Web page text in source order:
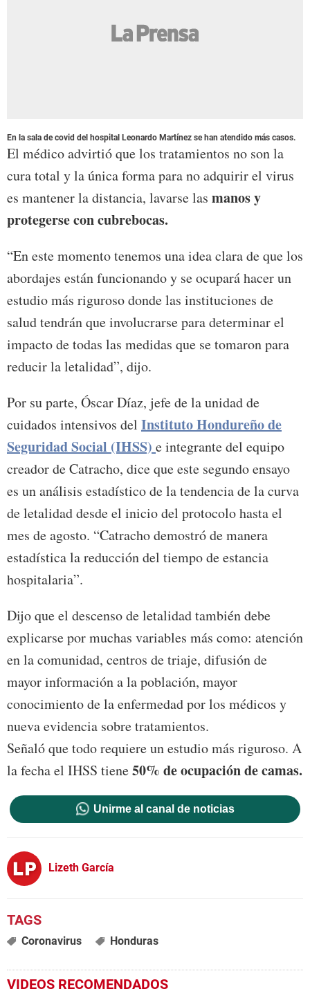
En la sala de covid del hospital Leonardo Martínez se han atendido más casos.
El médico advirtió que los tratamientos no son la
cura total y la única forma para no adquirir el virus
es mantener la distancia, lavarse las manos y
protegerse con cubrebocas.
“En este momento tenemos una idea clara de que los
abordajes están funcionando y se ocupará hacer un
estudio más riguroso donde las instituciones de
salud tendrán que involucrarse para determinar el
impacto de todas las medidas que se tomaron para
reducir la letalidad”, dijo.
Por su parte, Óscar Díaz, jefe de la unidad de
cuidados intensivos del Instituto Hondureño de
Seguridad Social (IHSS) e integrante del equipo
creador de Catracho, dice que este segundo ensayo
es un análisis estadístico de la tendencia de la curva
de letalidad desde el inicio del protocolo hasta el
mes de agosto. “Catracho demostró de manera
estadística la reducción del tiempo de estancia
hospitalaria”.
Dijo que el descenso de letalidad también debe
explicarse por muchas variables más como: atención
en la comunidad, centros de triaje, difusión de
mayor información a la población, mayor
conocimiento de la enfermedad por los médicos y
nueva evidencia sobre tratamientos.
Señaló que todo requiere un estudio más riguroso. A
la fecha el IHSS tiene50% de ocupación de camas.
Unirme al canal de noticias
Lizeth García
Coronavirus Honduras
VIDEOS RECOMENDADOS